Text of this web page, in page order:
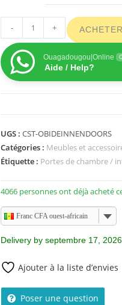
- + ACHETER
Ouagadougou|Online
Aide / Help?
UGS : CST-OBIDEINNENDOORS
Catégories : Meubles et
Étiquette : Portes de chambre /
4066 personnes ont déjà acheté
Franc CFA ouest-africain
Delivery by septembre 17, 2026
Ajouter à la liste d’envies
Poser une question